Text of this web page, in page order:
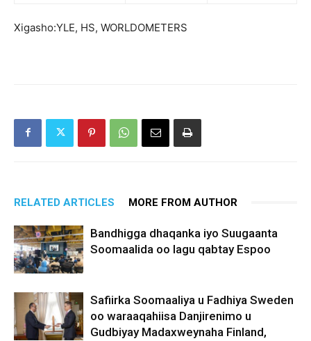
Xigasho:YLE, HS, WORLDOMETERS
RELATED ARTICLES MORE FROM AUTHOR
Bandhigga dhaqanka iyo Suugaanta
Soomaalida oo lagu qabtay Espoo
Safiirka Soomaaliya u Fadhiya Sweden
oo waraaqahiisa Danjirenimo u
Gudbiyay Madaxweynaha Finland,